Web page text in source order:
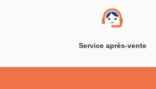
Service après-vente